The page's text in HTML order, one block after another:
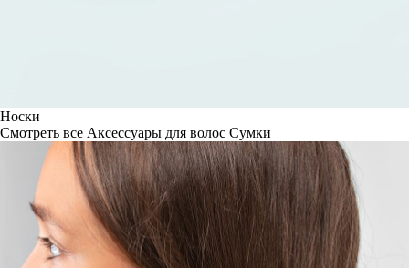
Носки
Смотреть все Аксессуары для волос Сумки